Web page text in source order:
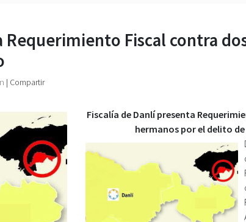
Requerimiento Fiscal contra
| Compartir
Fiscalía de Danlí presenta
hermanos por el delito